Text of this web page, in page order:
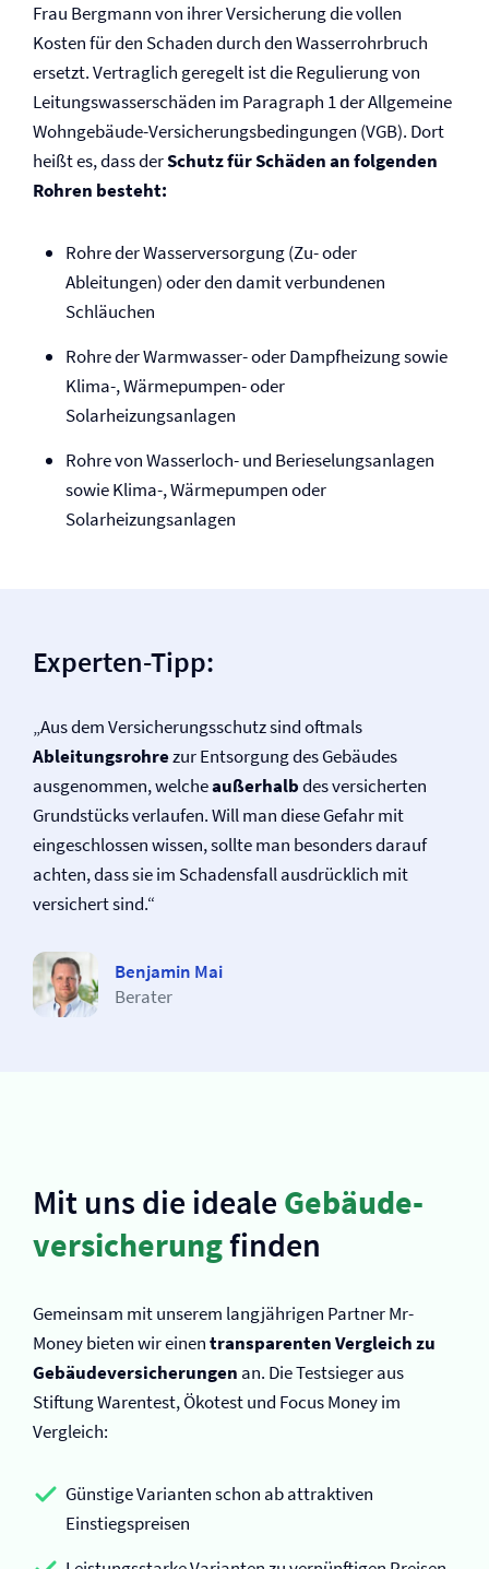
Frau Bergmann von ihrer Versicherung die vollen
Kosten für den Schaden durch den Wasserrohrbruch
ersetzt. Vertraglich geregelt ist die Regulierung von
Leitungswasserschäden im Paragraph 1 der Allgemeine
Wohngebäude-Versicherungs­bedingungen (VGB). Dort
heißt es, dass derSchutz für Schäden an folgenden
Rohren besteht:
Rohre der Wasserversorgung (Zu- oder
Ableitungen) oder den damit verbundenen
Schläuchen
Rohre der Warmwasser- oder Dampfheizung sowie
Klima-, Wärmepumpen- oder
Solarheizungsanlagen
Rohre von Wasserloch- und Berieselungsanlagen
sowie Klima-, Wärmepumpen oder
Solarheizungsanlagen
Experten-Tipp:
„Aus dem Versicherungsschutz sind oftmals
Ableitungsrohrezur Entsorgung des Gebäudes
ausgenommen, welcheaußerhalbdes versicherten
Grundstücks verlaufen. Will man diese Gefahr mit
eingeschlossen wissen, sollte man besonders darauf
achten, dass sie im Schadensfall ausdrücklich mit
versichert sind.“
Benjamin Mai
Berater
Mit uns die ideale Gebäude­
versicherungfinden
Gemeinsam mit unserem langjährigen Partner Mr-
Money bieten wir einentransparenten Vergleich zu
Gebäude­versicherungen an. Die Testsieger aus
Stiftung Warentest, Ökotest und Focus Money im
Vergleich:
Günstige Varianten schon ab attraktiven
Einstiegspreisen